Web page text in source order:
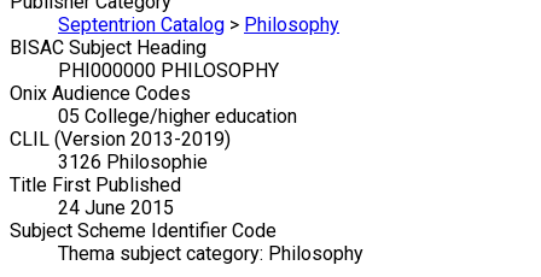
Septentrion Catalog > Philosophy
BISAC Subject Heading
PHI000000 PHILOSOPHY
Onix Audience Codes
05 College/higher education
CLIL (Version 2013-2019)
3126 Philosophie
Title First Published
24 June 2015
Subject Scheme Identifier Code
Thema subject category: Philosophy